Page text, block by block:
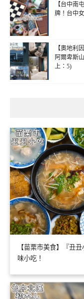
【台中南
牌！台中
【奧地利
阿爾卑斯
上：5)
【苗栗市美食】『丑
味小吃！